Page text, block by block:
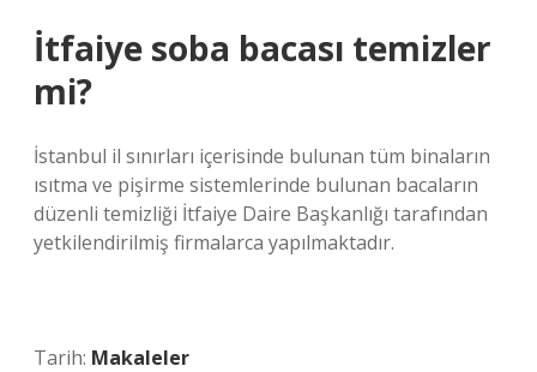
İtfaiye soba bacası temizler
mi?
İstanbul il sınırları içerisinde bulunan tüm binaların
ısıtma ve pişirme sistemlerinde bulunan bacaların
düzenli temizliği İtfaiye Daire Başkanlığı tarafından
yetkilendirilmiş firmalarca yapılmaktadır.
Tarih: Makaleler